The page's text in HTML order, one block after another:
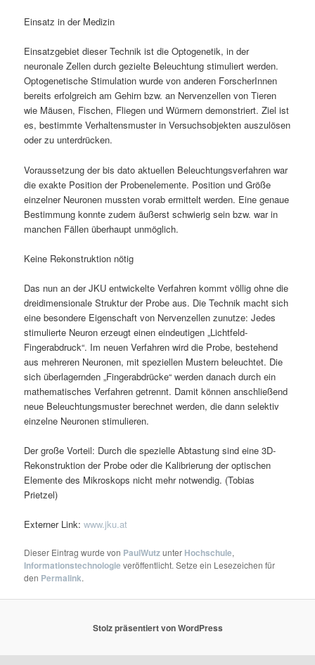
Einsatz in der Medizin
Einsatzgebiet dieser Technik ist die Optogenetik, in der
neuronale Zellen durch gezielte Beleuchtung stimuliert werden.
Optogenetische Stimulation wurde von anderen ForscherInnen
bereits erfolgreich am Gehirn bzw. an Nervenzellen von Tieren
wie Mäusen, Fischen, Fliegen und Würmern demonstriert. Ziel ist
es, bestimmte Verhaltensmuster in Versuchsobjekten auszulösen
oder zu unterdrücken.
Voraussetzung der bis dato aktuellen Beleuchtungsverfahren war
die exakte Position der Probenelemente. Position und Größe
einzelner Neuronen mussten vorab ermittelt werden. Eine genaue
Bestimmung konnte zudem äußerst schwierig sein bzw. war in
manchen Fällen überhaupt unmöglich.
Keine Rekonstruktion nötig
Das nun an der JKU entwickelte Verfahren kommt völlig ohne die
dreidimensionale Struktur der Probe aus. Die Technik macht sich
eine besondere Eigenschaft von Nervenzellen zunutze: Jedes
stimulierte Neuron erzeugt einen eindeutigen „Lichtfeld-
Fingerabdruck“. Im neuen Verfahren wird die Probe, bestehend
aus mehreren Neuronen, mit speziellen Mustern beleuchtet. Die
sich überlagernden „Fingerabdrücke“ werden danach durch ein
mathematisches Verfahren getrennt. Damit können anschließend
neue Beleuchtungsmuster berechnet werden, die dann selektiv
einzelne Neuronen stimulieren.
Der große Vorteil: Durch die spezielle Abtastung sind eine 3D-
Rekonstruktion der Probe oder die Kalibrierung der optischen
Elemente des Mikroskops nicht mehr notwendig. (Tobias
Prietzel)
Externer Link:www.jku.at
Dieser Eintrag wurde von PaulWutzunter Hochschule,
Informationstechnologie veröffentlicht. Setze ein Lesezeichen für
den Permalink.
Stolz präsentiert von WordPress